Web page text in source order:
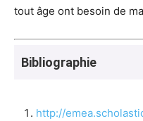
tout âge ont besoin de
Bibliographie
http://